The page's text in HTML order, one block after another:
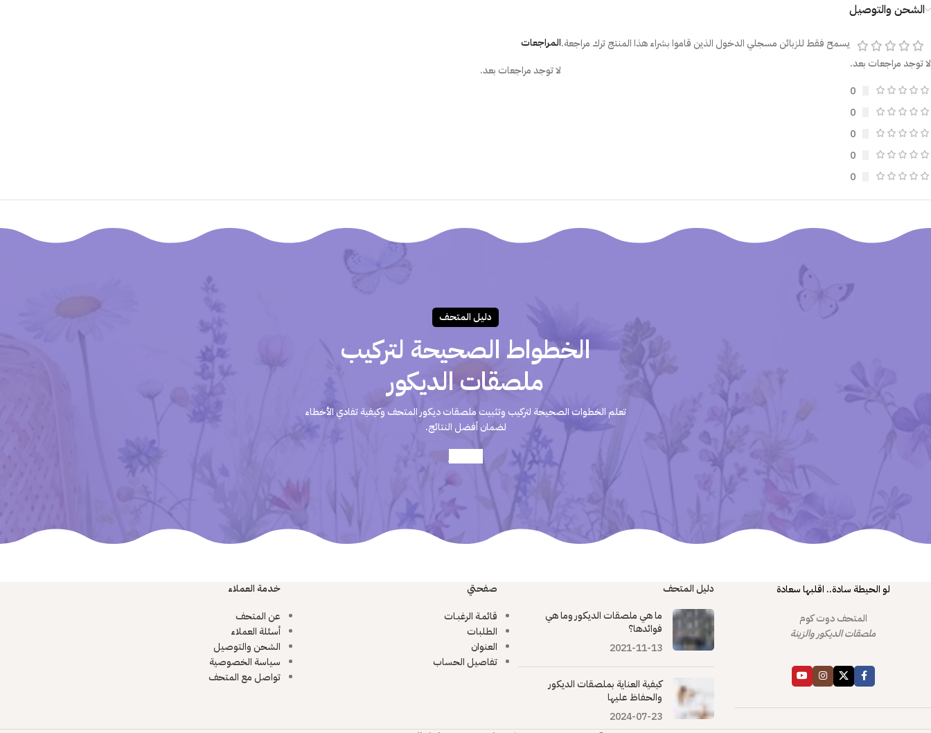
الشحن والتوصيل
لا توجد مراجعات بعد.
0
0
0
0
0
المراجعات
لا توجد مراجعات بعد.
يسمح فقط للزبائن مسجلي الدخول الذين قاموا بشراء هذا المنتج ترك مراجعة.
دليـل المتحـف
الخطواط الصحيحة لتركيب
ملصقات الديكور
تعلم الخطوات الصحيحة لتركيب وتثبيت ملصقات ديكور المتحف وكيفية تفادي الأخطاء
لضمان أفضل النتائج.
لو الحيطة سادة.. اقلبها سعادة
المتحف دوت كوم
ملصقات الديكور والزينة
دليل المتحف
ما هي ملصقات الديكور وما هي
فوائدها؟
2021-11-13
كيفية العناية بملصقات الديكور
والحفاظ عليها
2024-07-23
صفحتي
قائمـة الرغبـات
الطلبات
العنوان
تفاصيل الحساب
خدمة العملاء
عن المتحف
أسئلة العملاء
الشحن والتوصيل
سياسة الخصوصية
تواصل مع المتحف